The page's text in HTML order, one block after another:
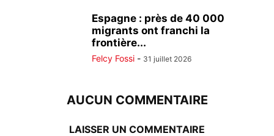
Espagne : près de 40 000
migrants ont franchi la
frontière...
Felcy Fossi - 31 juillet 2026
AUCUN COMMENTAIRE
LAISSER UN COMMENTAIRE